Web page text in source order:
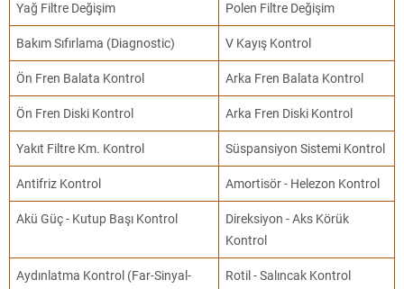
Yağ Filtre Değişim Polen Filtre Değişim
Bakım Sıfırlama (Diagnostic) V Kayış Kontrol
Ön Fren Balata Kontrol Arka Fren Balata Kontrol
Ön Fren Diski Kontrol Arka Fren Diski Kontrol
Yakıt Filtre Km. Kontrol Süspansiyon Sistemi Kontrol
Antifriz Kontrol Amortisör - Helezon Kontrol
Akü Güç - Kutup Başı Kontrol
Direksiyon - Aks Körük
Kontrol
Aydınlatma Kontrol (Far-Sinyal-
Rotil - Salıncak Kontrol